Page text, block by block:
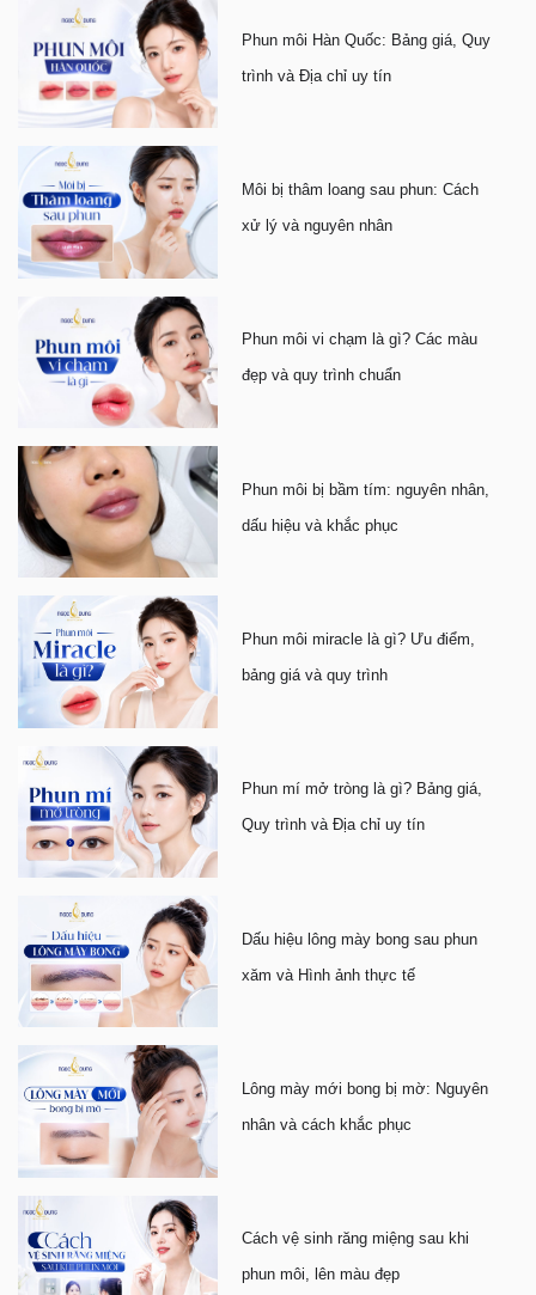
Phun môi Hàn Quốc: Bảng giá, Quy
trình và Địa chỉ uy tín
Môi bị thâm loang sau phun: Cách
xử lý và nguyên nhân
Phun môi vi chạm là gì? Các màu
đẹp và quy trình chuẩn
Phun môi bị bầm tím: nguyên nhân,
dấu hiệu và khắc phục
Phun môi miracle là gì? Ưu điểm,
bảng giá và quy trình
Phun mí mở tròng là gì? Bảng giá,
Quy trình và Địa chỉ uy tín
Dấu hiệu lông mày bong sau phun
xăm và Hình ảnh thực tế
Lông mày mới bong bị mờ: Nguyên
nhân và cách khắc phục
Cách vệ sinh răng miệng sau khi
phun môi, lên màu đẹp